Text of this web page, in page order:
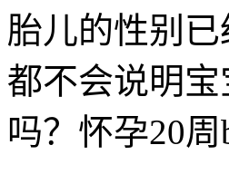
胎儿的性别
都不会说明
吗？怀孕20